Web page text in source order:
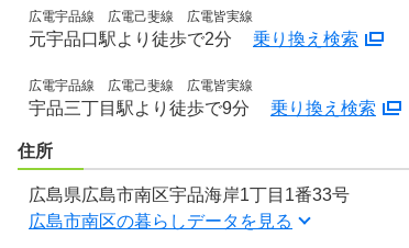
広電宇品線 広電己斐線 広電皆実線
元宇品口駅より徒歩で2分 乗り換え検索
広電宇品線 広電己斐線 広電皆実線
宇品三丁目駅より徒歩で9分 乗り換え検索
住所
広島県広島市南区宇品海岸1丁目1番33号
広島市南区の暮らしデータを見る